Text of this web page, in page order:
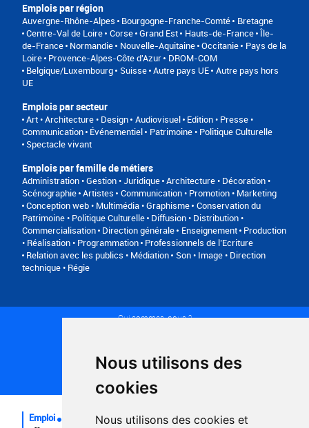
Nous utilisons des
cookies
Nous utilisons des cookies et
Emplois par région
Auvergne-Rhône-Alpes Bourgogne-Franche-Comté
Bretagne
Centre-Val de Loire Corse Grand Est Hauts-de-France Île-
de-France Normandie Nouvelle-Aquitaine Occitanie
Pays de la
Loire Provence-Alpes-Côte d'Azur
DROM-COM
Belgique/Luxembourg
Suisse Autre pays UE Autre pays hors
UE
Emplois par secteur
Art • Architecture • Design Audiovisuel Edition • Presse •
Communication Événementiel
Patrimoine • Politique Culturelle
Spectacle vivant
Emplois par famille de métiers
Administration • Gestion • Juridique Architecture • Décoration •
Scénographie Artistes
Communication • Promotion • Marketing
Conception web • Multimédia • Graphisme Conservation du
Patrimoine • Politique Culturelle Diffusion • Distribution •
Commercialisation Direction générale Enseignement Production
• Réalisation • Programmation Professionnels de l’Ecriture
Relation avec les publics • Médiation
Son • Image • Direction
technique • Régie
Qui sommes-nous ?
Plan du site
FAQ recruteurs
FAQ
Emploi